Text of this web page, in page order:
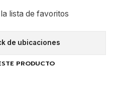
lista de favoritos
de ubicaciones
PRODUCTO